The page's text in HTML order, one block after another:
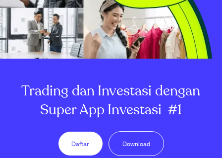
Trading dan Investasi dengan
Super App Investasi #1
Daftar Download